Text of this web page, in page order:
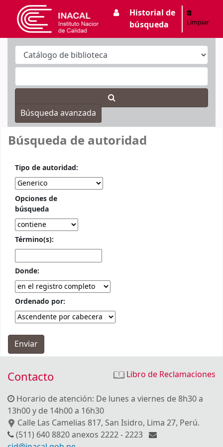
INACAL
Historial de
búsqueda
Limpiar
Búsqueda avanzada
Búsqueda de autoridad
Tipo de autoridad:
Opciones de
búsqueda
Término(s):
Donde:
Ordenado por:
Libro de Reclamaciones
Contacto
Horario de atención: De lunes a viernes de 8h30 a
13h00 y de 14h00 a 16h30
Calle Las Camelias 817, San Isidro, Lima 27, Perú.
(511) 640 8820 anexos 2222 - 2223